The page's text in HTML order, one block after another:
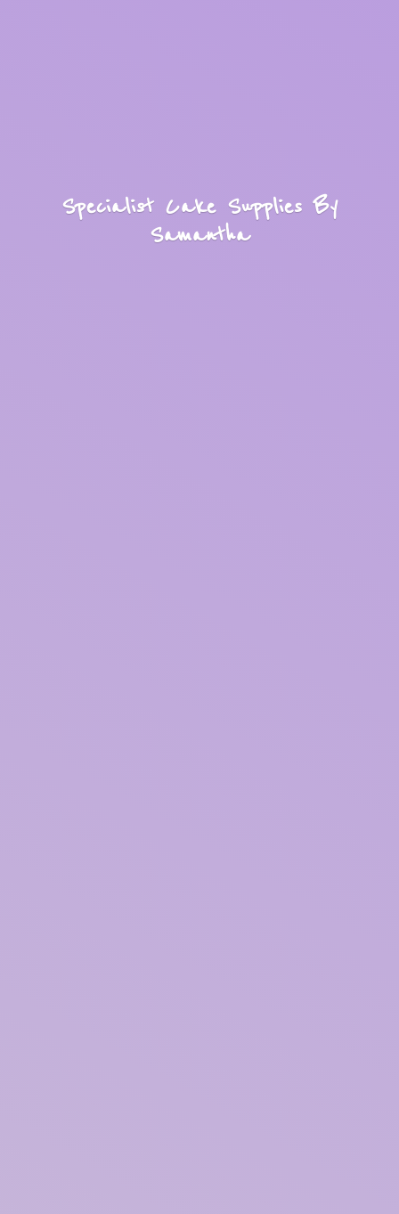
Specialist Cake SuppliesBy
Samantha